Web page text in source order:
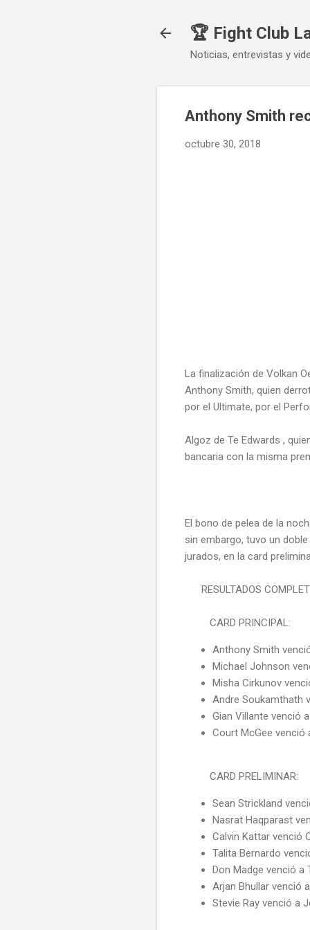
🏆 Fight Club
Noticias, entrevistas y
Anthony Smith
octubre 30, 2018
La finalización de Volkan
Anthony Smith, quien
por el Ultimate, por el
Algoz de Te Edwards ,
bancaria con la misma
El bono de pelea de la
sin embargo, tuvo un
jurados, en la card
RESULTADOS
CARD PRINCIPAL:
Anthony Smith
Michael Johnson
Misha Cirkunov
Andre Soukamthath
Gian Villante venció
Court McGee venció
CARD PRELIMINAR:
Sean Strickland
Nasrat Haqparast
Calvin Kattar venció
Talita Bernardo
Don Madge venció a
Arjan Bhullar venció
Stevie Ray venció a